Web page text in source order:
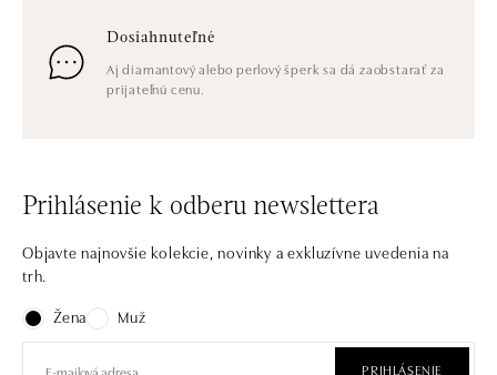
Dosiahnuteľné
Aj diamantový alebo perlový šperk sa dá zaobstarať za
prijateľnú cenu.
Prihlásenie k odberu newslettera
Objavte najnovšie kolekcie, novinky a exkluzívne uvedenia na
trh.
Žena
Muž
PRIHLÁSENIE